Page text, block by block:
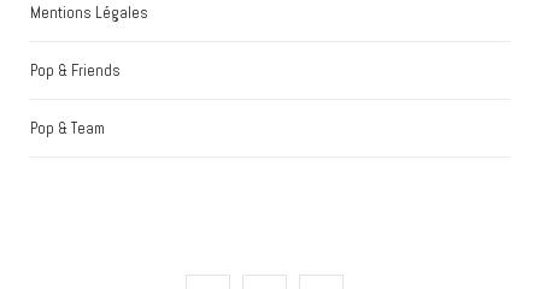
Mentions Légales
Pop & Friends
Pop & Team